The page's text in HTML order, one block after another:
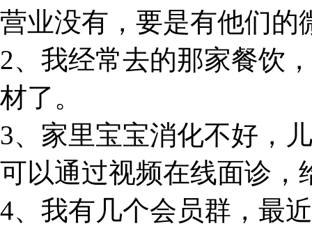
营业没有，要是有他们的
2、我经常去的那家餐饮
材了。
3、家里宝宝消化不好，
可以通过视频在线面诊，
4、我有几个会员群，最